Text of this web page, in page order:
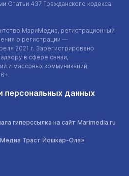
Статьи 437 Гражданского кодекса
МариМедиа, регистрационный
о регистрации —
2021 г. Зарегистрировано
в сфере связи,
и массовых коммуникаций.
персональных данных
гиперссылка на сайт Marimedia.ru
Траст Йошкар-Ола»